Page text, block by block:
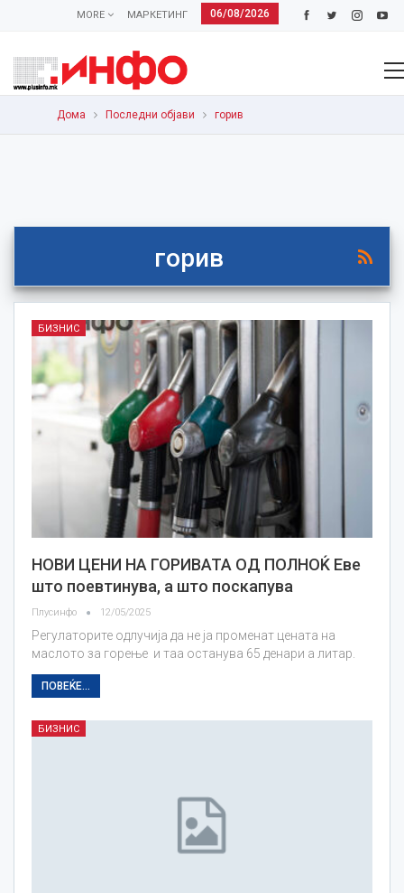
06/08/2026
МАРКЕТИНГ
MORE
Дома Последни објави горив
горив
БИЗНИС
НОВИ ЦЕНИ НА ГОРИВАТА ОД ПОЛНОЌ Еве
што поевтинува, а што поскапува
Плусинфо 12/05/2025
Регулаторите одлучија да не ја променат цената на
маслото за горење и таа останува 65 денари а литар.
ПОВЕЌЕ...
БИЗНИС